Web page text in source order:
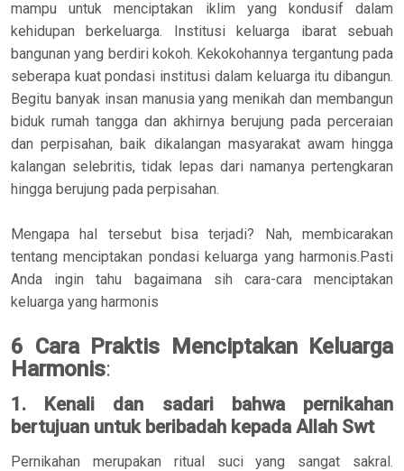
mampu untuk menciptakan iklim yang kondusif dalam
kehidupan berkeluarga. Institusi keluarga ibarat sebuah
bangunan yang berdiri kokoh. Kekokohannya tergantung pada
seberapa kuat pondasi institusi dalam keluarga itu dibangun.
Begitu banyak insan manusia yang menikah dan membangun
biduk rumah tangga dan akhirnya berujung pada perceraian
dan perpisahan, baik dikalangan masyarakat awam hingga
kalangan selebritis, tidak lepas dari namanya pertengkaran
hingga berujung pada perpisahan.
Mengapa hal tersebut bisa terjadi? Nah, membicarakan
tentang menciptakan pondasi keluarga yang harmonis.Pasti
Anda ingin tahu bagaimana sih cara-cara menciptakan
keluarga yang harmonis
6 Cara Praktis Menciptakan Keluarga
Harmonis:
1. Kenali dan sadari bahwa pernikahan
bertujuan untuk beribadah kepada Allah Swt
Pernikahan merupakan ritual suci yang sangat sakral.